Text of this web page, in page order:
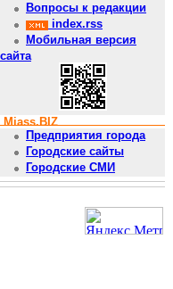
Вопросы к редакции
index.rss
Мобильная версия
сайта
Miass.BIZ
Предприятия города
Городские сайты
Городские СМИ